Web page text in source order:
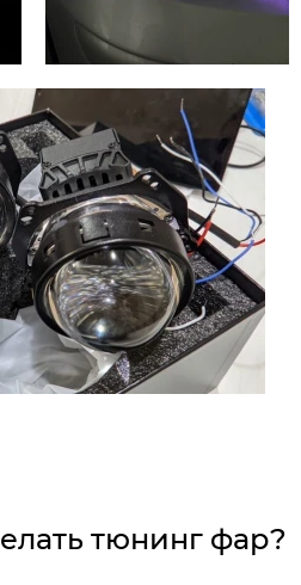
тюнинг фар?